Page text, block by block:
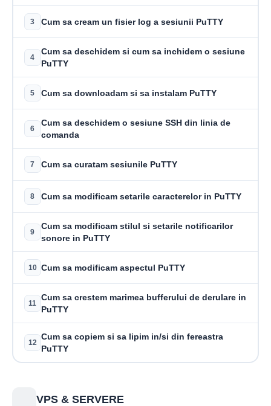
3 Cum sa cream un fisier log a sesiunii PuTTY
4
Cum sa deschidem si cum sa inchidem o sesiune
PuTTY
5 Cum sa downloadam si sa instalam PuTTY
6
Cum sa deschidem o sesiune SSH din linia de
comanda
7 Cum sa curatam sesiunile PuTTY
8 Cum sa modificam setarile caracterelor in PuTTY
9
Cum sa modificam stilul si setarile notificarilor
sonore in PuTTY
10 Cum sa modificam aspectul PuTTY
11
Cum sa crestem marimea bufferului de derulare in
PuTTY
12
Cum sa copiem si sa lipim in/si din fereastra
PuTTY
VPS & SERVERE